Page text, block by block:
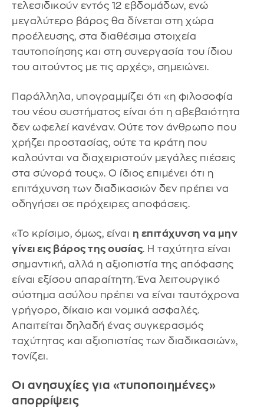
τελεσιδικούν εντός 12 εβδομάδων, ενώ
μεγαλύτερο βάρος θα δίνεται στη χώρα
προέλευσης, στα διαθέσιμα στοιχεία
ταυτοποίησης και στη συνεργασία του ίδιου
του αιτούντος με τις αρχές», σημειώνει.
Παράλληλα, υπογραμμίζει ότι «η φιλοσοφία
του νέου συστήματος είναι ότι η αβεβαιότητα
δεν ωφελεί κανέναν. Ούτε τον άνθρωπο που
χρήζει προστασίας, ούτε τα κράτη που
καλούνται να διαχειριστούν μεγάλες πιέσεις
στα σύνορά τους». Ο ίδιος επιμένει ότι η
επιτάχυνση των διαδικασιών δεν πρέπει να
οδηγήσει σε πρόχειρες αποφάσεις.
«Το κρίσιμο, όμως, είναι η επιτάχυνση να μην
γίνει εις βάρος της ουσίας. Η ταχύτητα είναι
σημαντική, αλλά η αξιοπιστία της απόφασης
είναι εξίσου απαραίτητη. Ένα λειτουργικό
σύστημα ασύλου πρέπει να είναι ταυτόχρονα
γρήγορο, δίκαιο και νομικά ασφαλές.
Απαιτείται δηλαδή ένας συγκερασμός
ταχύτητας και αξιοπιστίας των διαδικασιών»,
τονίζει.
Οι ανησυχίες για «τυποποιημένες»
απορρίψεις